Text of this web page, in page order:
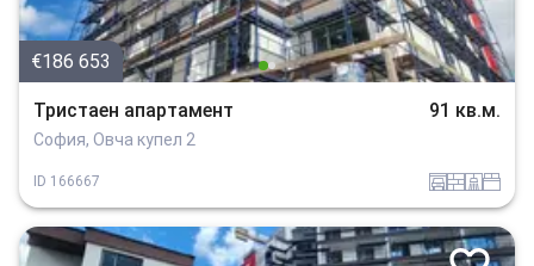
€186 653
Тристаен апартамент 91 кв.м.
София, Овча купел 2
ID 166667 garajtuhla sanitarno_pomeshtenie spalnia